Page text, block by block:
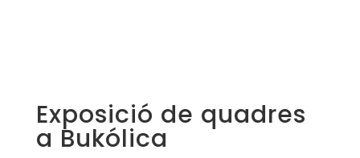
Exposició de quadres
a Bukólica